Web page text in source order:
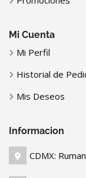
Mi Cuenta
Mi Perfil
Historial de
Mis Deseos
Informacion
CDMX: